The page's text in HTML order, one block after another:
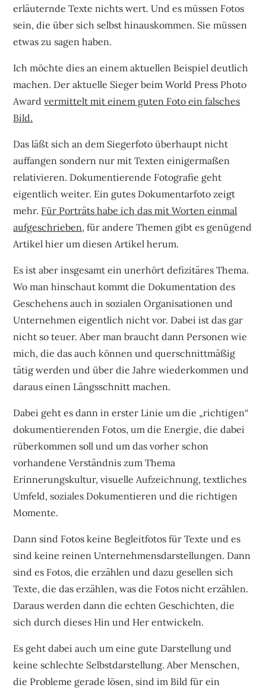
erläuternde Texte nichts wert. Und es müssen Fotos
sein, die über sich selbst hinauskommen. Sie müssen
etwas zu sagen haben.
Ich möchte dies an einem aktuellen Beispiel deutlich
machen. Der aktuelle Sieger beim World Press Photo
Awardvermittelt mit einem guten Foto ein falsches
Bild.
Das läßt sich an dem Siegerfoto überhaupt nicht
auffangen sondern nur mit Texten einigermaßen
relativieren. Dokumentierende Fotografie geht
eigentlich weiter. Ein gutes Dokumentarfoto zeigt
mehr. Für Porträts habe ich das mit Worten einmal
aufgeschrieben, für andere Themen gibt es genügend
Artikel hier um diesen Artikel herum.
Es ist aber insgesamt ein unerhört defizitäres Thema.
Wo man hinschaut kommt die Dokumentation des
Geschehens auch in sozialen Organisationen und
Unternehmen eigentlich nicht vor. Dabei ist das gar
nicht so teuer. Aber man braucht dann Personen wie
mich, die das auch können und querschnittmäßig
tätig werden und über die Jahre wiederkommen und
daraus einen Längsschnitt machen.
Dabei geht es dann in erster Linie um die „richtigen“
dokumentierenden Fotos, um die Energie, die dabei
rüberkommen soll und um das vorher schon
vorhandene Verständnis zum Thema
Erinnerungskultur, visuelle Aufzeichnung, textliches
Umfeld, soziales Dokumentieren und die richtigen
Momente.
Dann sind Fotos keine Begleitfotos für Texte und es
sind keine reinen Unternehmensdarstellungen. Dann
sind es Fotos, die erzählen und dazu gesellen sich
Texte, die das erzählen, was die Fotos nicht erzählen.
Daraus werden dann die echten Geschichten, die
sich durch dieses Hin und Her entwickeln.
Es geht dabei auch um eine gute Darstellung und
keine schlechte Selbstdarstellung. Aber Menschen,
die Probleme gerade lösen, sind im Bild für ein